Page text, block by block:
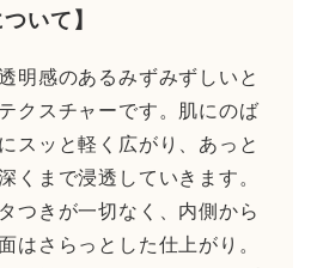
いて】
明感のあるみずみずしいと
クスチャーです。肌にのば
スッと軽く広がり、あっと
くまで浸透していきます。
つきが一切なく、内側から
はさらっとした仕上がり。